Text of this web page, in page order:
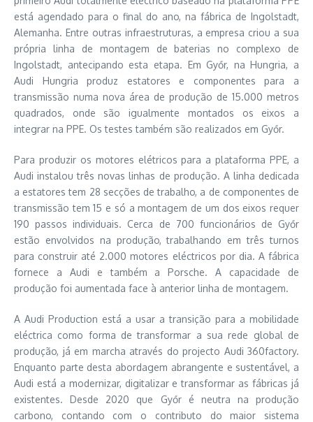
está agendado para o final do ano, na fábrica de Ingolstadt,
Alemanha. Entre outras infraestruturas, a empresa criou a sua
própria linha de montagem de baterias no complexo de
Ingolstadt, antecipando esta etapa. Em Győr, na Hungria, a
Audi Hungria produz estatores e componentes para a
transmissão numa nova área de produção de 15.000 metros
quadrados, onde são igualmente montados os eixos a
integrar na PPE. Os testes também são realizados em Győr.
Para produzir os motores elétricos para a plataforma PPE, a
Audi instalou três novas linhas de produção. A linha dedicada
a estatores tem 28 secções de trabalho, a de componentes de
transmissão tem 15 e só a montagem de um dos eixos requer
190 passos individuais. Cerca de 700 funcionários de Győr
estão envolvidos na produção, trabalhando em três turnos
para construir até 2.000 motores eléctricos por dia. A fábrica
fornece a Audi e também a Porsche. A capacidade de
produção foi aumentada face à anterior linha de montagem.
A Audi Production está a usar a transição para a mobilidade
eléctrica como forma de transformar a sua rede global de
produção, já em marcha através do projecto Audi 360factory.
Enquanto parte desta abordagem abrangente e sustentável, a
Audi está a modernizar, digitalizar e transformar as fábricas já
existentes. Desde 2020 que Győr é neutra na produção
carbono, contando com o contributo do maior sistema